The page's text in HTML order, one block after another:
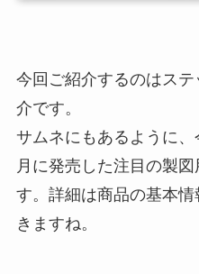
今回ご紹介するのはス
介です。
サムネにもあるように
月に発売した注目の製
す。詳細は商品の基本
きますね。